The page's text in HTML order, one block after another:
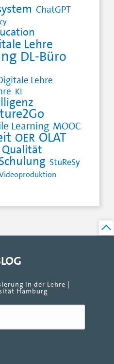
ChatGPT
Lehre
DL-Büro
Lehre
KI
Learning MOOC
OER OLAT
Qualität
StuReSy
in der Lehre |
Hamburg